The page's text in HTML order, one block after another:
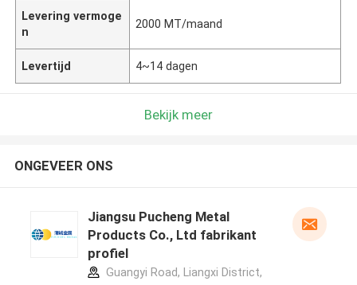
Levering vermoge
n
2000 MT/maand
Levertijd 4~14 dagen
Bekijk meer
ONGEVEER ONS
Jiangsu Pucheng Metal
Products Co., Ltd fabrikant
profiel
Guangyi Road, Liangxi District,